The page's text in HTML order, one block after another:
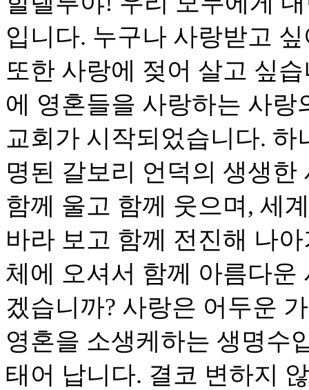
입니다. 누구나 사랑받고
또한 사랑에 젖어 살고 싶
에 영혼들을 사랑하는 사
교회가 시작되었습니다.
명된 갈보리 언덕의 생생
함께 울고 함께 웃으며, 세
바라 보고 함께 전진해 나
체에 오셔서 함께 아름다
겠습니까? 사랑은 어두운
영혼을 소생케하는 생명수
태어 납니다. 결코 변하지